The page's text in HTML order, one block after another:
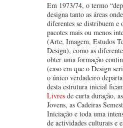
Em 1973/74, o termo
designa tanto as áreas
diferentes se distribuem e
pacotes mais ou menos
(Arte, Imagem, Estudos
Design), como as
obter uma formação
(caso em que o Design
o único verdadeiro
desta estrutura inicial
Livres de curta duração,
Jovens, as Cadeiras
Iniciação e toda uma
de actividades culturais e